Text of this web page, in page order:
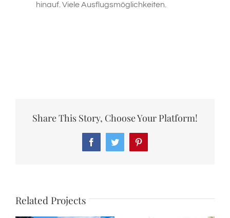
hinauf. Viele Ausflugsmöglichkeiten.
Share This Story, Choose Your Platform!
FacebookTwitter
Related Projects